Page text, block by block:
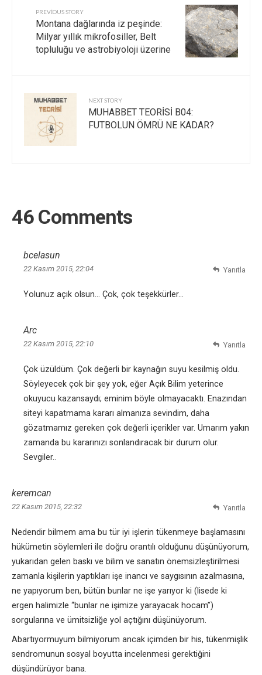
PREVIOUS STORY
Montana dağlarında iz peşinde:
Milyar yıllık mikrofosiller, Belt
topluluğu ve astrobiyoloji üzerine
NEXT STORY
MUHABBET TEORİSİ B04:
FUTBOLUN ÖMRÜ NE KADAR?
46 Comments
bcelasun
22 Kasım 2015, 22:04
Yolunuz açık olsun… Çok, çok teşekkürler…
Yanıtla
Arc
22 Kasım 2015, 22:10
Çok üzüldüm. Çok değerli bir kaynağın suyu kesilmiş oldu.
Söyleyecek çok bir şey yok, eğer Açık Bilim yeterince
okuyucu kazansaydı; eminim böyle olmayacaktı. Enazından
siteyi kapatmama kararı almanıza sevindim, daha
gözatmamız gereken çok değerli içerikler var. Umarım yakın
zamanda bu kararınızı sonlandıracak bir durum olur.
Sevgiler..
Yanıtla
keremcan
22 Kasım 2015, 22:32
Nedendir bilmem ama bu tür iyi işlerin tükenmeye başlamasını
hükümetin söylemleri ile doğru orantılı olduğunu düşünüyorum,
yukarıdan gelen baskı ve bilim ve sanatın önemsizleştirilmesi
zamanla kişilerin yaptıkları işe inancı ve saygısının azalmasına,
ne yapıyorum ben, bütün bunlar ne işe yarıyor ki (lisede ki
ergen halimizle “bunlar ne işimize yarayacak hocam”)
sorgularına ve ümitsizliğe yol açtığını düşünüyorum.
Abartıyormuyum bilmiyorum ancak içimden bir his, tükenmişlik
sendromunun sosyal boyutta incelenmesi gerektiğini
düşündürüyor bana.
Yanıtla